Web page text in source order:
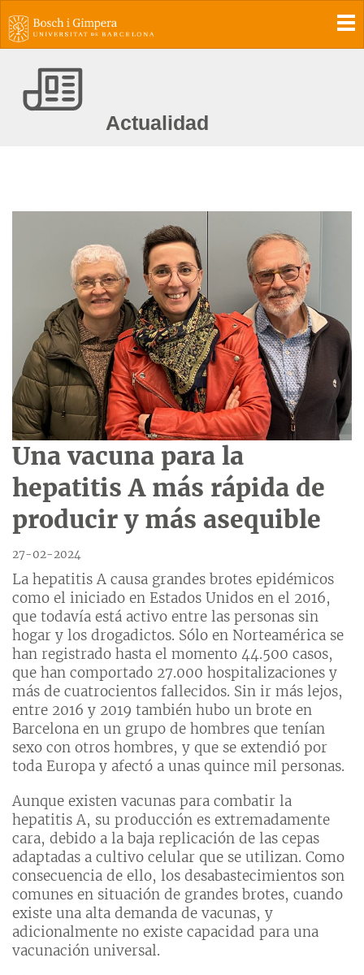
Actualidad
Una vacuna para la
hepatitis A más rápida de
producir y más asequible
27-02-2024
La hepatitis A causa grandes brotes epidémicos
como el iniciado en Estados Unidos en el 2016,
que todavía está activo entre las personas sin
hogar y los drogadictos. Sólo en Norteamérica se
han registrado hasta el momento 44.500 casos,
que han comportado 27.000 hospitalizaciones y
más de cuatrocientos fallecidos. Sin ir más lejos,
entre 2016 y 2019 también hubo un brote en
Barcelona en un grupo de hombres que tenían
sexo con otros hombres, y que se extendió por
toda Europa y afectó a unas quince mil personas.
Aunque existen vacunas para combatir la
hepatitis A, su producción es extremadamente
cara, debido a la baja replicación de las cepas
adaptadas a cultivo celular que se utilizan. Como
consecuencia de ello, los desabastecimientos son
comunes en situación de grandes brotes, cuando
existe una alta demanda de vacunas, y
adicionalmente no existe capacidad para una
vacunación universal.